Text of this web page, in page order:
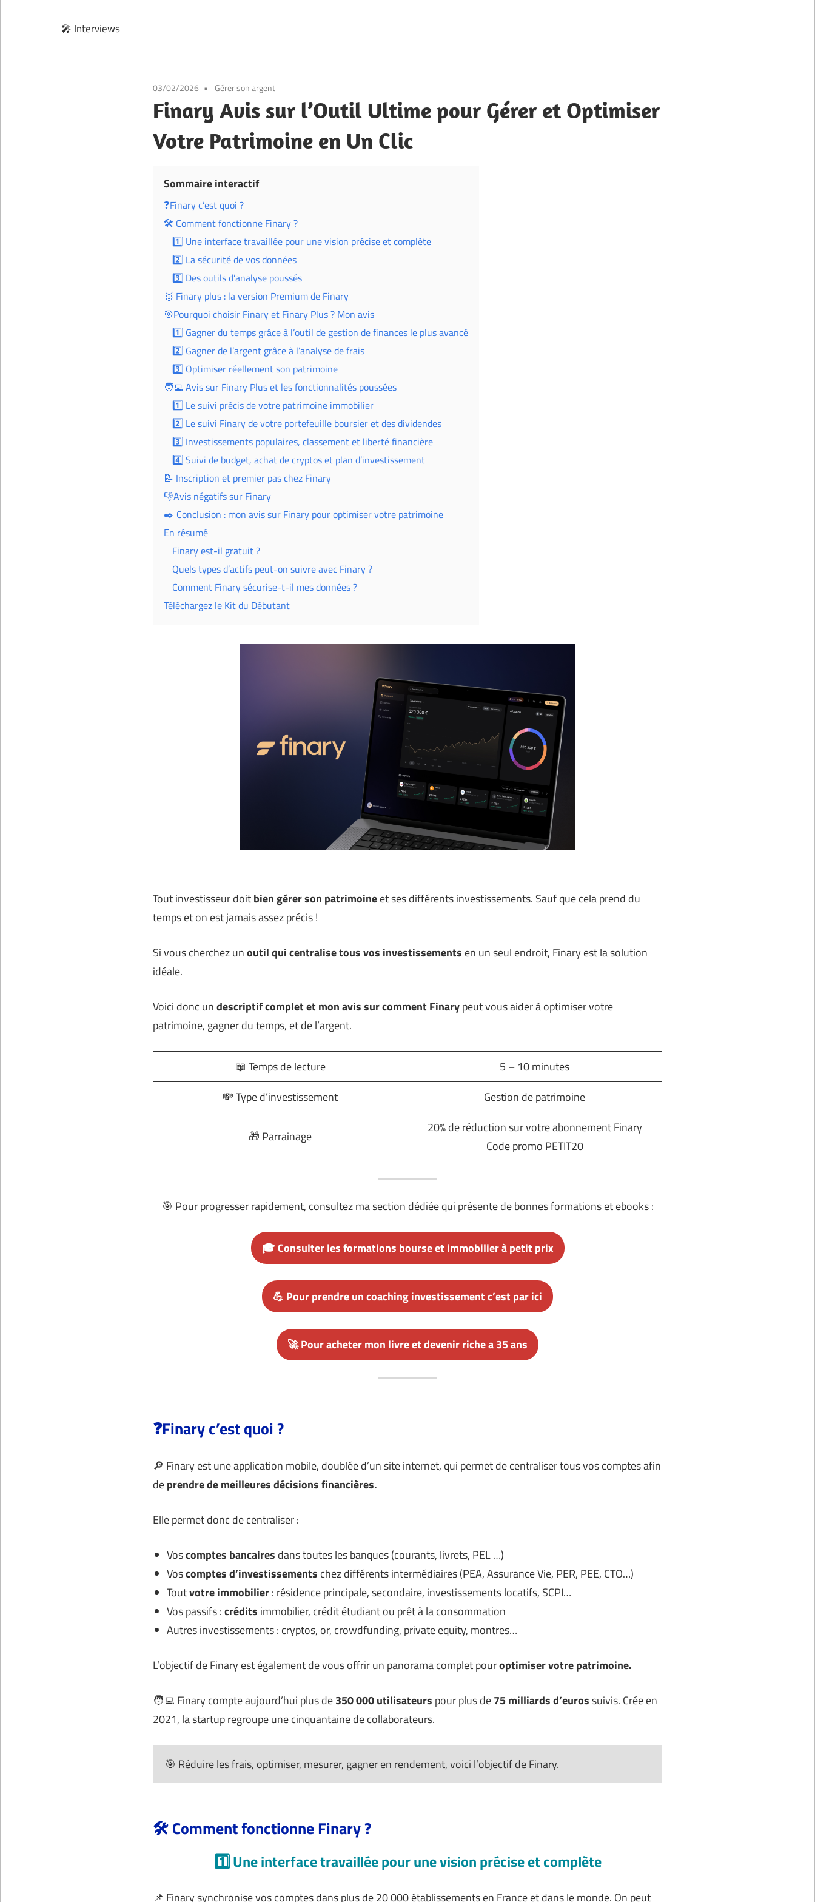
🎤 Interviews
03/02/2026 Gérer son argent
Finary Avis sur l’Outil Ultime pour Gérer et Optimiser
Votre Patrimoine en Un Clic
Sommaire interactif
❓Finary c’est quoi ?
🛠️ Comment fonctionne Finary ?
1️⃣ Une interface travaillée pour une vision précise et complète
2️⃣ La sécurité de vos données
3️⃣ Des outils d’analyse poussés
🥇 Finary plus : la version Premium de Finary
🎯Pourquoi choisir Finary et Finary Plus ? Mon avis
1️⃣ Gagner du temps grâce à l’outil de gestion de finances le plus avancé
2️⃣ Gagner de l’argent grâce à l’analyse de frais
3️⃣ Optimiser réellement son patrimoine
🧑‍💻 Avis sur Finary Plus et les fonctionnalités poussées
1️⃣ Le suivi précis de votre patrimoine immobilier
2️⃣ Le suivi Finary de votre portefeuille boursier et des dividendes
3️⃣ Investissements populaires, classement et liberté financière
4️⃣ Suivi de budget, achat de cryptos et plan d’investissement
📝 Inscription et premier pas chez Finary
👎Avis négatifs sur Finary
✒️ Conclusion : mon avis sur Finary pour optimiser votre patrimoine
En résumé
Finary est-il gratuit ?
Quels types d’actifs peut-on suivre avec Finary ?
Comment Finary sécurise-t-il mes données ?
Téléchargez le Kit du Débutant
Tout investisseur doitbien gérer son patrimoineet ses différents investissements. Sauf que cela prend du
temps et on est jamais assez précis !
Si vous cherchez unoutil qui centralise tous vos investissements en un seul endroit, Finary est la solution
idéale.
Voici donc undescriptif complet et mon avis sur comment Finarypeut vous aider à optimiser votre
patrimoine, gagner du temps, et de l’argent.
📖 Temps de lecture
5 – 10 minutes
💸 Type d’investissement
Gestion de patrimoine
🎁 Parrainage
20% de réduction sur votre abonnement Finary
Code promo PETIT20
🎯 Pour progresser rapidement, consultez ma section dédiée qui présente de bonnes formations et ebooks :
🎓 Consulter les formations bourse et immobilier à petit prix
💪 Pour prendre un coaching investissement c’est par ici
🚀 Pour acheter mon livre et devenir riche a 35 ans
❓Finary c’est quoi ?
🔎 Finary est une application mobile, doublée d’un site internet, qui permet de centraliser tous vos comptes afin
deprendre de meilleures décisions financières.
Elle permet donc de centraliser :
Voscomptes bancaires dans toutes les banques (courants, livrets, PEL …)
Voscomptes d’investissements chez différents intermédiaires (PEA, Assurance Vie, PER, PEE, CTO…)
Toutvotre immobilier: résidence principale, secondaire, investissements locatifs, SCPI…
Vos passifs :crédits immobilier, crédit étudiant ou prêt à la consommation
Autres investissements : cryptos, or, crowdfunding, private equity, montres…
L’objectif de Finary est également de vous offrir un panorama complet pouroptimiser votre patrimoine.
🧑‍💻 Finary compte aujourd’hui plus de350 000 utilisateurs pour plus de75 milliards d’eurossuivis. Crée en
2021, la startup regroupe une cinquantaine de collaborateurs.
🎯 Réduire les frais, optimiser, mesurer, gagner en rendement, voici l’objectif de Finary.
🛠️ Comment fonctionne Finary ?
1️⃣ Une interface travaillée pour une vision précise et complète
📌 Finary synchronise vos comptes dans plus de 20 000 établissements en France et dans le monde. On peut